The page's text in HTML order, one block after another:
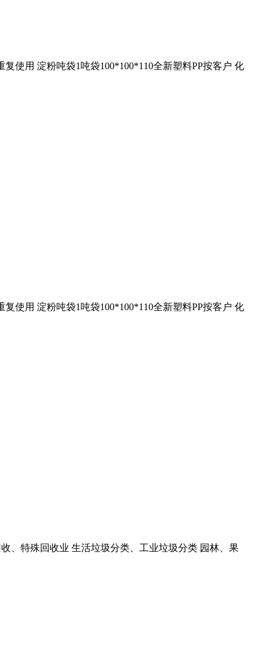
使用 淀粉吨袋1吨袋100*100*110全新塑料PP按客户 化
使用 淀粉吨袋1吨袋100*100*110全新塑料PP按客户 化
、特殊回收业 生活垃圾分类、工业垃圾分类 园林、果